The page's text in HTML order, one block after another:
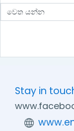
වෙත යන්න
Stay in